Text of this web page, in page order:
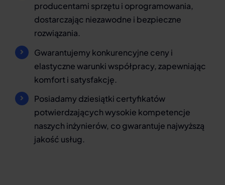
producentami sprzętu i oprogramowania,
dostarczając niezawodne i bezpieczne
rozwiązania.
Gwarantujemy konkurencyjne ceny i
elastyczne warunki współpracy, zapewniając
komfort i satysfakcję.
Posiadamy dziesiątki certyfikatów
potwierdzających wysokie kompetencje
naszych inżynierów, co gwarantuje najwyższą
jakość usług.